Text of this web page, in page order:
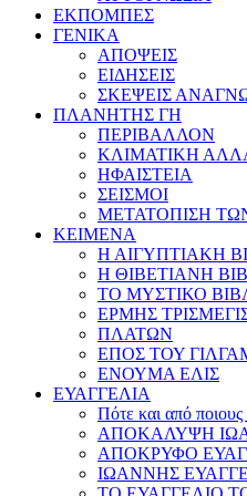
ΕΚΠΟΜΠΕΣ
ΓΕΝΙΚΑ
ΑΠΟΨΕΙΣ
ΕΙΔΗΣΕΙΣ
ΣΚΕΨΕΙΣ
ΠΛΑΝΗΤΗΣ ΓΗ
ΠΕΡΙΒΑΛΛΟΝ
ΚΛΙΜΑΤΙΚΗ
ΗΦΑΙΣΤΕΙΑ
ΣΕΙΣΜΟΙ
ΜΕΤΑΤΟΠΙΣΗ
ΚΕΙΜΕΝΑ
Η ΑΙΓΥΠΤΙΑΚΗ
Η ΘΙΒΕΤΙΑΝΗ
ΤΟ ΜΥΣΤΙΚΟ
ΕΡΜΗΣ
ΠΛΑΤΩΝ
ΕΠΟΣ ΤΟΥ
ΕΝΟΥΜΑ ΕΛΙΣ
ΕΥΑΓΓΕΛΙΑ
Πότε και από
ΑΠΟΚΑΛΥΨΗ
ΑΠΟΚΡΥΦΟ
ΙΩΑΝΝΗΣ